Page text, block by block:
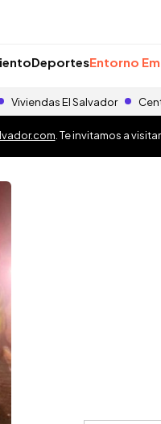
DeportesEntorno
Viviendas El Salvador
. Te invitamos a